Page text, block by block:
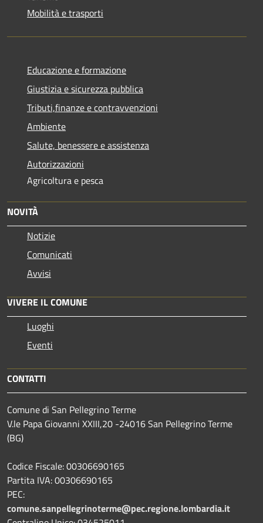
Mobilità e trasporti
Educazione e formazione
Giustizia e sicurezza pubblica
Tributi,finanze e contravvenzioni
Ambiente
Salute, benessere e assistenza
Autorizzazioni
Agricoltura e pesca
NOVITÀ
Notizie
Comunicati
Avvisi
VIVERE IL COMUNE
Luoghi
Eventi
CONTATTI
Comune di San Pellegrino Terme
V.le Papa Giovanni XXIII,20 -24016 San Pellegrino Terme
(BG)
Codice Fiscale: 00306690165
Partita IVA: 00306690165
PEC:
comune.sanpellegrinoterme@pec.regione.lombardia.it